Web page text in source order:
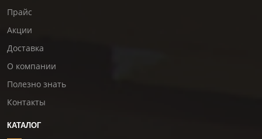
Прайс
Акции
Доставка
О компании
Полезно знать
Контакты
КАТАЛОГ